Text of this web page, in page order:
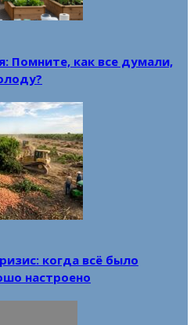
Помните, как все думали,
когда всё было
настроено